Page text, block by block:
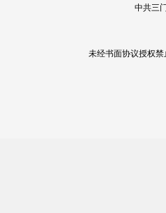
中共三
未经书面协议授权